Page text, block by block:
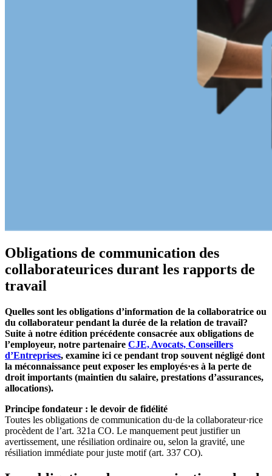
Obligations de communication des
collaborateurices durant les rapports de
travail
Quelles sont les obligations d’information de la collaboratrice ou
du collaborateur pendant la durée de la relation de travail?
Suite à notre édition précédente consacrée aux obligations de
l’employeur, notre partenaire CJE, Avocats, Conseillers
d’Entreprises, examine ici ce pendant trop souvent négligé dont
la méconnaissance peut exposer les employés·es à la perte de
droit importants (maintien du salaire, prestations d’assurances,
allocations).
Principe fondateur : le devoir de fidélité
Toutes les obligations de communication du·de la collaborateur·rice
procèdent de l’art. 321a CO. Le manquement peut justifier un
avertissement, une résiliation ordinaire ou, selon la gravité, une
résiliation immédiate pour juste motif (art. 337 CO).